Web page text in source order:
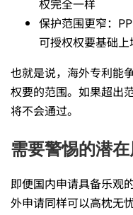
保护范围更窄：
可授权权要基础上
也就是说，海外专利能
权要的范围。如果超出
将不会通过。
需要警惕的潜
即便国内申请具备乐观
外申请同样可以高枕无忧